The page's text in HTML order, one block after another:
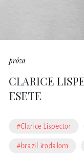
próza
CLARICE
ESETE
#Clarice Lispector
#brazil irodalom